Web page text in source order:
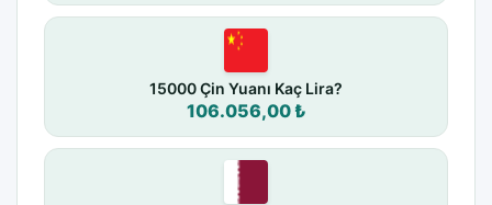
15000 Çin Yuanı Kaç Lira?
106.056,00 ₺